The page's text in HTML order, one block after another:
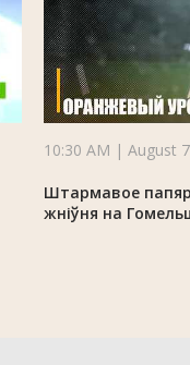
10:30 AM | August
Штармавое
жніўня на